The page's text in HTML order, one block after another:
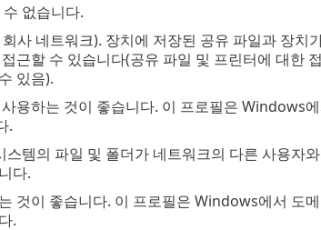
없습니다.
사 네트워크). 장치에 저장된 공유 파일과 장치
근할 수 있습니다(공유 파일 및 프린터에 대한
있음).
용하는 것이 좋습니다. 이 프로필은 Windows
.
템의 파일 및 폴더가 네트워크의 다른 사용자
다.
것이 좋습니다. 이 프로필은 Windows에서 도
.